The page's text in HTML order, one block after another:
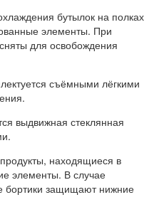
бутылок на полках
элементы. При
для освобождения
съёмными лёгкими
выдвижная стеклянная
находящиеся в
элементы. В случае
бортики защищают нижние